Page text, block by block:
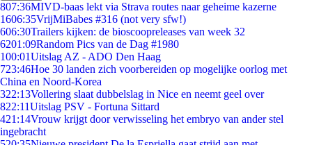
807:36MIVD-baas lekt via Strava routes naar geheime kazerne
1606:35VrijMiBabes #316 (not very sfw!)
606:30Trailers kijken: de bioscoopreleases van week 32
6201:09Random Pics van de Dag #1980
100:01Uitslag AZ - ADO Den Haag
723:46Hoe 30 landen zich voorbereiden op mogelijke oorlog met
China en Noord-Korea
322:13Vollering slaat dubbelslag in Nice en neemt geel over
822:11Uitslag PSV - Fortuna Sittard
421:14Vrouw krijgt door verwisseling het embryo van ander stel
ingebracht